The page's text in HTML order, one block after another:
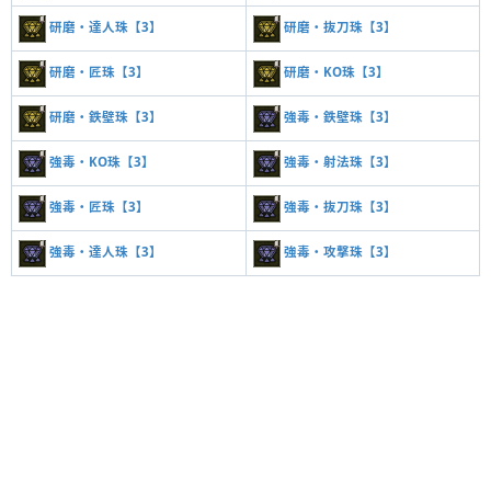
研磨・達人珠【3】 研磨・抜刀珠【3】
研磨・匠珠【3】 研磨・KO珠【3】
研磨・鉄壁珠【3】 強毒・鉄壁珠【3】
強毒・KO珠【3】 強毒・射法珠【3】
強毒・匠珠【3】 強毒・抜刀珠【3】
強毒・達人珠【3】 強毒・攻撃珠【3】